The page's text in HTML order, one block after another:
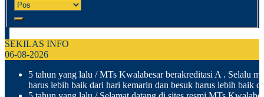
SEKILAS INFO
06-08-2026
5 tahun yang lalu / MTs Kwalabesar berakreditasi A . Selalu
harus lebih baik dari hari kemarin dan besuk harus lebih baik